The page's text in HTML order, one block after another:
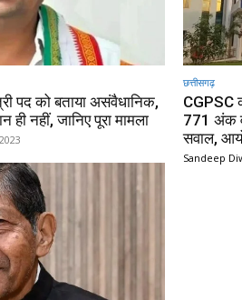
पद को बताया असंवैधानिक,
ही नहीं, जानिए पूरा मामला
छत्तीसगढ़
CGPSC
771 अंक
सवाल,
Sandeep